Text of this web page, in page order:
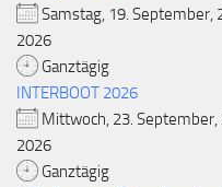
Samstag, 19. September,
2026
Ganztägig
INTERBOOT 2026
Mittwoch, 23.
2026
Ganztägig